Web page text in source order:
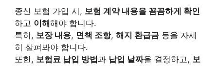
종신 보험 가입 시, 보험 계약 내용을 꼼꼼하게 확인
하고 이해해야 합니다.
특히, 보장 내용, 면책 조항, 해지 환급금 등을 자세
히 살펴봐야 합니다.
또한, 보험료 납입 방법 과 납입 날짜을 결정하고, 보